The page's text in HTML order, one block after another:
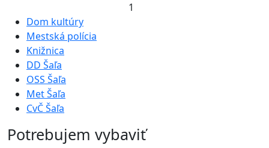
1
Dom kultúry
Mestská polícia
Knižnica
DD Šaľa
OSS Šaľa
Met Šaľa
CvČ Šaľa
Potrebujem vybaviť